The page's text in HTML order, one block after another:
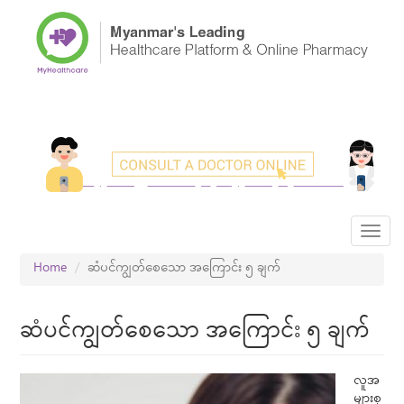
content
Home ဆံပင်ကျွတ်စေသော အကြောင်း ၅ ချက်
ဆံပင်ကျွတ်စေသော အကြောင်း ၅ ချက်
လူအ